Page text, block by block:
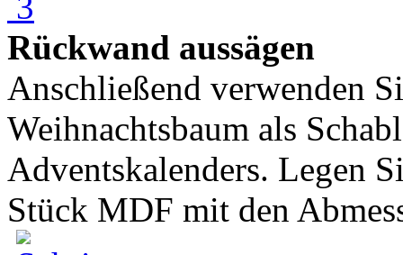
Rückwand aussägen
Anschließend verwenden
Weihnachtsbaum als
Adventskalenders. Legen
Stück MDF mit den